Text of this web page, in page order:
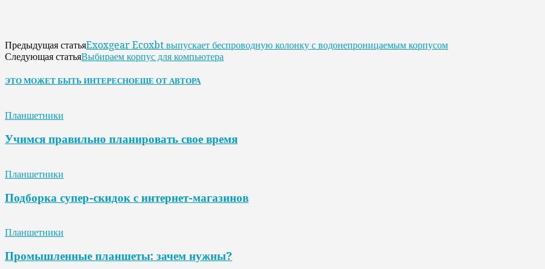
Предыдущая статьяExoxgear Ecoxbt выпускает беспроводную колонку с водонепроницаемым корпусом
Следующая статьяВыбираем корпус для компьютера
ЭТО МОЖЕТ БЫТЬ ИНТЕРЕСНОЕЩЕ ОТ АВТОРА
Планшетники
Учимся правильно планировать свое время
Планшетники
Подборка супер-скидок с интернет-магазинов
Планшетники
Промышленные планшеты: зачем нужны?